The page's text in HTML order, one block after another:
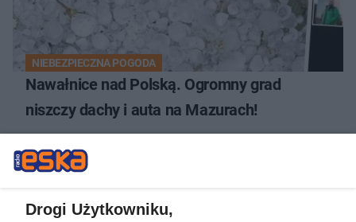
NIEBEZPIECZNA POGODA
Nawałnice nad Polską. Ogromny grad
niszczy dachy i auta na Mazurach!
Drogi Użytkowniku,